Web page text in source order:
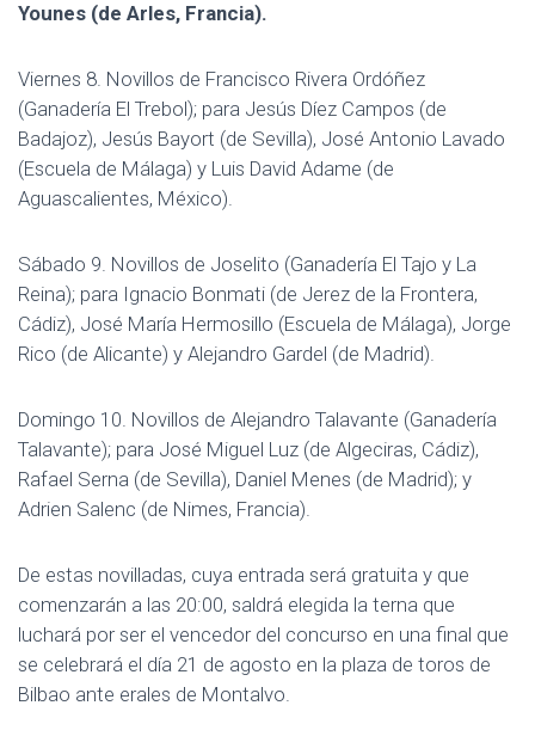
Younes (de Arles, Francia).
Viernes 8. Novillos de Francisco Rivera Ordóñez
(Ganadería El Trebol); para Jesús Díez Campos (de
Badajoz), Jesús Bayort (de Sevilla), José Antonio Lavado
(Escuela de Málaga) y Luis David Adame (de
Aguascalientes, México).
Sábado 9. Novillos de Joselito (Ganadería El Tajo y La
Reina); para Ignacio Bonmati (de Jerez de la Frontera,
Cádiz), José María Hermosillo (Escuela de Málaga), Jorge
Rico (de Alicante) y Alejandro Gardel (de Madrid).
Domingo 10. Novillos de Alejandro Talavante (Ganadería
Talavante); para José Miguel Luz (de Algeciras, Cádiz),
Rafael Serna (de Sevilla), Daniel Menes (de Madrid); y
Adrien Salenc (de Nimes, Francia).
De estas novilladas, cuya entrada será gratuita y que
comenzarán a las 20:00, saldrá elegida la terna que
luchará por ser el vencedor del concurso en una final que
se celebrará el día 21 de agosto en la plaza de toros de
Bilbao ante erales de Montalvo.